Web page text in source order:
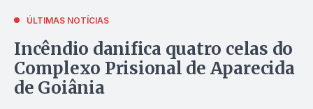
ÚLTIMAS NOTÍCIAS
Incêndio danifica quatro celas do
Complexo Prisional de Aparecida
de Goiânia